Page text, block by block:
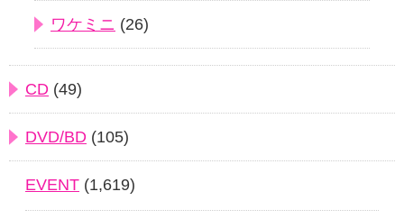
ワケミニ (26)
CD (49)
DVD/BD (105)
EVENT (1,619)